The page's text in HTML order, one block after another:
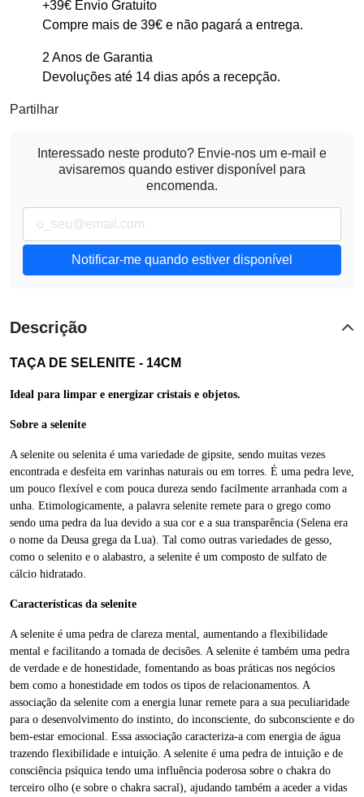
+39€ Envio Gratuito
Compre mais de 39€ e não pagará a entrega.
2 Anos de Garantia
Devoluções até 14 dias após a recepção.
Partilhar
Interessado neste produto? Envie-nos um e-mail e
avisaremos quando estiver disponível para
encomenda.
Notificar-me quando estiver disponível
Descrição
TAÇA DE SELENITE - 14CM
Ideal para limpar e energizar cristais e objetos.
Sobre a selenite
A selenite ou selenita é uma variedade de gipsite, sendo muitas vezes
encontrada e desfeita em varinhas naturais ou em torres. É uma pedra leve,
um pouco flexível e com pouca dureza sendo facilmente arranhada com a
unha. Etimologicamente, a palavra selenite remete para o grego como
sendo uma pedra da lua devido a sua cor e a sua transparência (Selena era
o nome da Deusa grega da Lua). Tal como outras variedades de gesso,
como o selenito e o alabastro, a selenite é um composto de sulfato de
cálcio hidratado.
Características da selenite
A selenite é uma pedra de clareza mental, aumentando a flexibilidade
mental e facilitando a tomada de decisões. A selenite é também uma pedra
de verdade e de honestidade, fomentando as boas práticas nos negócios
bem como a honestidade em todos os tipos de relacionamentos. A
associação da selenite com a energia lunar remete para a sua peculiaridade
para o desenvolvimento do instinto, do inconsciente, do subconsciente e do
bem-estar emocional. Essa associação caracteriza-a com energia de água
trazendo flexibilidade e intuição. A selenite é uma pedra de intuição e de
consciência psíquica tendo uma influência poderosa sobre o chakra do
terceiro olho (e sobre o chakra sacral), ajudando também a aceder a vidas